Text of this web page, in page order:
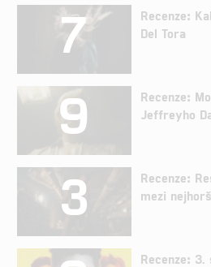
7
Recenze:
Del Tora
9
Recenze:
Jeffreyho
3
Recenze:
mezi
Recenze: 3.